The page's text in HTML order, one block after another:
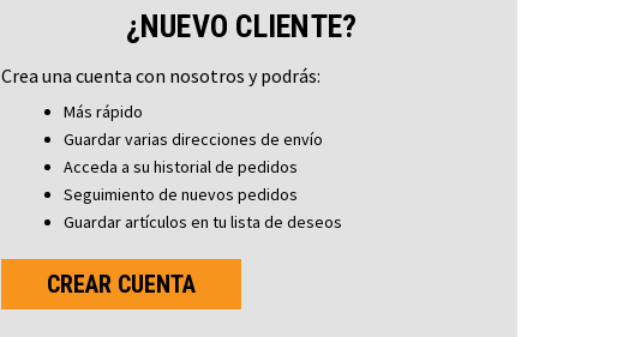
¿NUEVO CLIENTE?
Crea una cuenta con nosotros y podrás:
Más rápido
Guardar varias direcciones de envío
Acceda a su historial de pedidos
Seguimiento de nuevos pedidos
Guardar artículos en tu lista de deseos
CREAR CUENTA